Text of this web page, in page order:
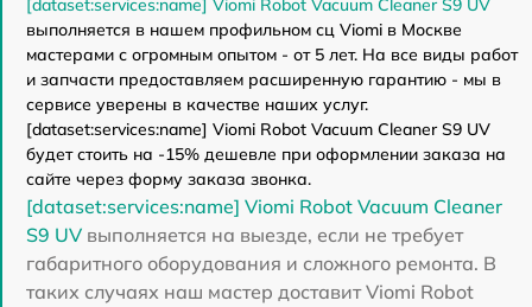
[dataset:services:name] Viomi Robot Vacuum Cleaner S9 UV
выполняется в нашем профильном сц Viomi в Москве
мастерами с огромным опытом - от 5 лет. На все виды работ
и запчасти предоставляем расширенную гарантию - мы в
сервисе уверены в качестве наших услуг.
[dataset:services:name] Viomi Robot Vacuum Cleaner S9 UV
будет стоить на -15% дешевле при оформлении заказа на
сайте через форму заказа звонка.
[dataset:services:name] Viomi Robot Vacuum Cleaner
S9 UV выполняется на выезде, если не требует
габаритного оборудования и сложного ремонта. В
таких случаях наш мастер доставит Viomi Robot